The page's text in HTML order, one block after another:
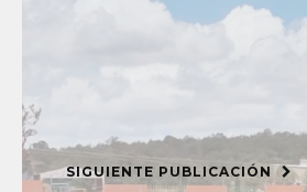
SIGUIENTE PUBLICACIÓN